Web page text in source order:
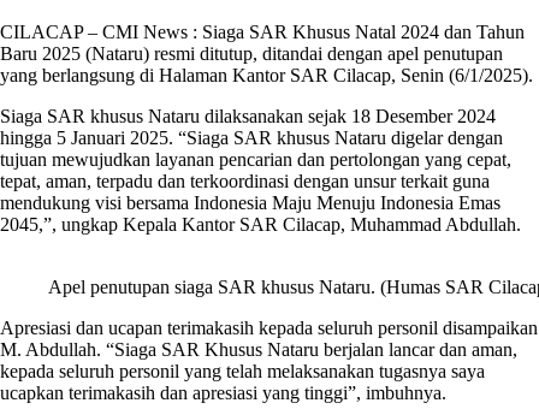
CILACAP – CMI News : Siaga SAR Khusus Natal 2024 dan Tahun
Baru 2025 (Nataru) resmi ditutup, ditandai dengan apel penutupan
yang berlangsung di Halaman Kantor SAR Cilacap, Senin (6/1/2025).
Siaga SAR khusus Nataru dilaksanakan sejak 18 Desember 2024
hingga 5 Januari 2025. “Siaga SAR khusus Nataru digelar dengan
tujuan mewujudkan layanan pencarian dan pertolongan yang cepat,
tepat, aman, terpadu dan terkoordinasi dengan unsur terkait guna
mendukung visi bersama Indonesia Maju Menuju Indonesia Emas
2045,”, ungkap Kepala Kantor SAR Cilacap, Muhammad Abdullah.
Apel penutupan siaga SAR khusus Nataru. (Humas SAR
Apresiasi dan ucapan terimakasih kepada seluruh personil disampaikan
M. Abdullah. “Siaga SAR Khusus Nataru berjalan lancar dan aman,
kepada seluruh personil yang telah melaksanakan tugasnya saya
ucapkan terimakasih dan apresiasi yang tinggi”, imbuhnya.